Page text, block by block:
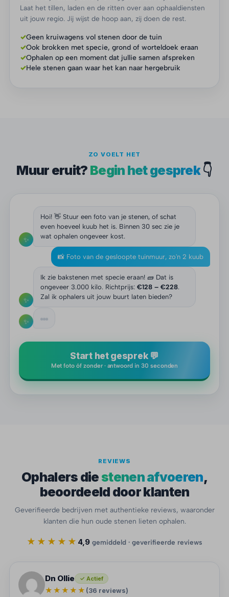
Laat het tillen, laden en de ritten over aan ophaaldiensten
uit jouw regio. Jij wijst de hoop aan, zij doen de rest.
✓Geen kruiwagens vol stenen door de tuin
✓Ook brokken met specie, grond of worteldoek eraan
✓Ophalen op een moment dat jullie samen afspreken
✓Hele stenen gaan waar het kan naar hergebruik
ZO VOELT HET
Muur eruit? Begin het gesprek 👇
✨
Hoi! 👋 Stuur een foto van je stenen, of schat
even hoeveel kuub het is. Binnen 30 sec zie je
wat ophalen ongeveer kost.
📸 Foto van de gesloopte tuinmuur, zo'n 2 kuub
✨
Ik zie bakstenen met specie eraan! 🧱 Dat is
ongeveer 3.000 kilo. Richtprijs: €128 – €228.
Zal ik ophalers uit jouw buurt laten bieden?
✨
Start het gesprek 💬
Met foto óf zonder · antwoord in 30 seconden
REVIEWS
Ophalers die stenen afvoeren,
beoordeeld door klanten
Geverifieerde bedrijven met authentieke reviews, waaronder
klanten die hun oude stenen lieten ophalen.
★★★★★ 4,9 gemiddeld · geverifieerde reviews
Dn Ollie ✓ Actief
★★★★★ (36 reviews)